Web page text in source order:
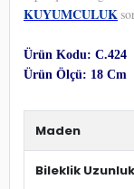
KUYUMCULUK
Ürün Kodu: C.424
Ürün Ölçü: 18 Cm
Maden
Bileklik Uzunluk